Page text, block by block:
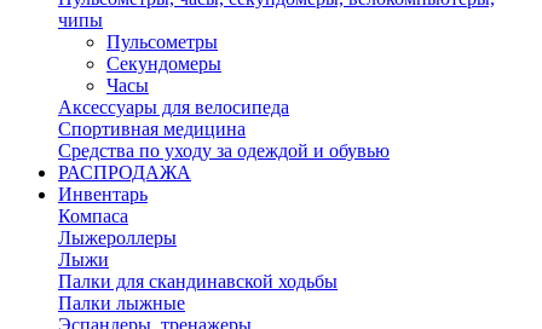
чипы
Пульсометры
Секундомеры
Часы
Аксессуары для велосипеда
Спортивная медицина
Средства по уходу за одеждой и обувью
РАСПРОДАЖА
Инвентарь
Компаса
Лыжероллеры
Лыжи
Палки для скандинавской ходьбы
Палки лыжные
Эспандеры, тренажеры